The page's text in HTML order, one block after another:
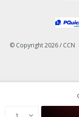
© Copyright 2026 / CCN